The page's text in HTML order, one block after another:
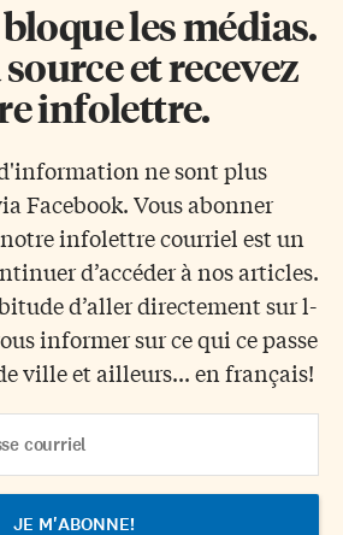
les médias.
et recevez
infolettre.
ne sont plus
Facebook. Vous abonner
infolettre courriel est un
d’accéder à nos articles.
d’aller directement sur l-
informer sur ce qui ce passe
ville et ailleurs... en français!